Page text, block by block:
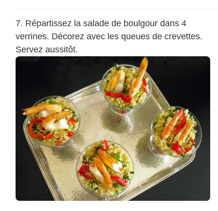
Répartissez la salade de boulgour dans 4
verrines. Décorez avec les queues de crevettes.
Servez aussitôt.